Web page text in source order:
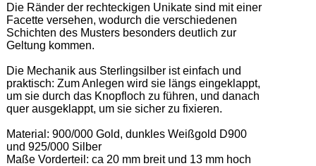
Die Ränder der rechteckigen Unikate sind mit einer
Facette versehen, wodurch die verschiedenen
Schichten des Musters besonders deutlich zur
Geltung kommen.
Die Mechanik aus Sterlingsilber ist einfach und
praktisch: Zum Anlegen wird sie längs eingeklappt,
um sie durch das Knopfloch zu führen, und danach
quer ausgeklappt, um sie sicher zu fixieren.
Material: 900/000 Gold, dunkles Weißgold D900
und 925/000 Silber
Maße Vorderteil: ca 20 mm breit und 13 mm hoch